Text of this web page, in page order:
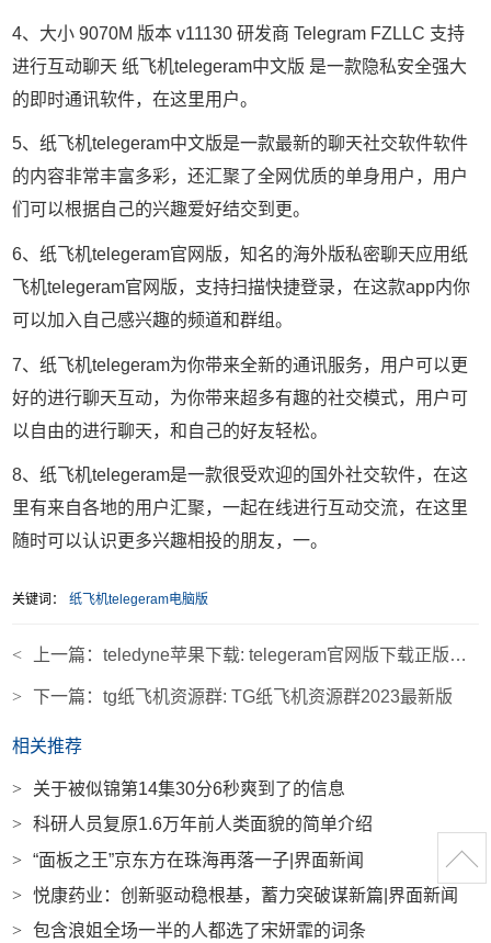
4、大小 9070M 版本 v11130 研发商 Telegram FZLLC 支持
进行互动聊天 纸飞机telegeram中文版 是一款隐私安全强大
的即时通讯软件，在这里用户。
5、纸飞机telegeram中文版是一款最新的聊天社交软件软件
的内容非常丰富多彩，还汇聚了全网优质的单身用户，用户
们可以根据自己的兴趣爱好结交到更。
6、纸飞机telegeram官网版，知名的海外版私密聊天应用纸
飞机telegeram官网版，支持扫描快捷登录，在这款app内你
可以加入自己感兴趣的频道和群组。
7、纸飞机telegeram为你带来全新的通讯服务，用户可以更
好的进行聊天互动，为你带来超多有趣的社交模式，用户可
以自由的进行聊天，和自己的好友轻松。
8、纸飞机telegeram是一款很受欢迎的国外社交软件，在这
里有来自各地的用户汇聚，一起在线进行互动交流，在这里
随时可以认识更多兴趣相投的朋友，一。
关键词： 纸飞机telegeram电脑版
< 上一篇：teledyne苹果下载: telegeram官网版下载正版苹果
> 下一篇：tg纸飞机资源群: TG纸飞机资源群2023最新版
相关推荐
>
关于被似锦第14集30分6秒爽到了的信息
>
科研人员复原1.6万年前人类面貌的简单介绍
>
“面板之王”京东方在珠海再落一子|界面新闻
>
悦康药业：创新驱动稳根基，蓄力突破谋新篇|界面新闻
>
包含浪姐全场一半的人都选了宋妍霏的词条